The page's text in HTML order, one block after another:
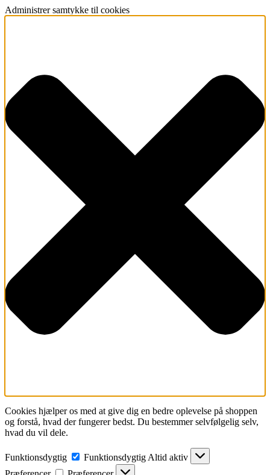
Administrer samtykke til cookies
Cookies hjælper os med at give dig en bedre oplevelse på shoppen
og forstå, hvad der fungerer bedst. Du bestemmer selvfølgelig selv,
hvad du vil dele.
Funktionsdygtig Funktionsdygtig Altid aktiv